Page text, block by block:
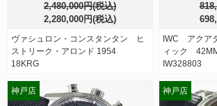
2,480,000円(税込)
2,280,000円(税込)
ヴァシュロン・コンスタンタン ヒ
ストリーク・アロンド 1954
18KRG
IWC アクア
ィック
IW328803
神戸店 神戸店